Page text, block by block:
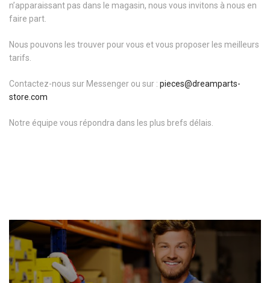
n’apparaissant pas dans le magasin, nous vous invitons à nous en
faire part.
Nous pouvons les trouver pour vous et vous proposer les meilleurs
tarifs.
Contactez-nous sur Messenger ou sur : pieces@dreamparts-
store.com
Notre équipe vous répondra dans les plus brefs délais.